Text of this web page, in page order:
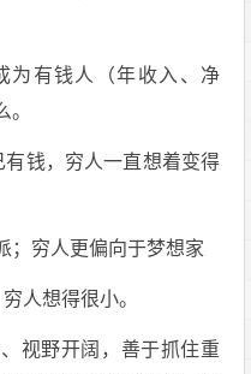
有钱人（年收入、净
钱，穷人一直想着变得
穷人更偏向于梦想家
人想得很小。
野开阔，善于抓住重